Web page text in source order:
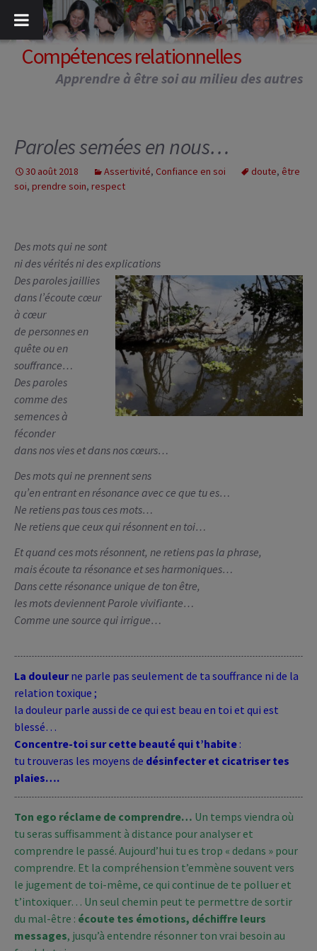
contenu
Compétences relationnelles
Apprendre à être soi au milieu des autres
Paroles semées en nous…
30 août 2018 Assertivité, Confiance en soi doute, être
soi, prendre soin, respect
Des mots qui ne sont
ni des vérités ni des explications
Des paroles jaillies
dans l’écoute cœur
à cœur
de personnes en
quête ou en
souffrance…
Des paroles
comme des
semences à
féconder
dans nos vies et dans nos cœurs…
Des mots qui ne prennent sens
qu’en entrant en résonance avec ce que tu es…
Ne retiens pas tous ces mots…
Ne retiens que ceux qui résonnent en toi…
Et quand ces mots résonnent, ne retiens pas la phrase,
mais écoute ta résonance et ses harmoniques…
Dans cette résonance unique de ton être,
les mots deviennent Parole vivifiante…
Comme une source qui irrigue…
La douleurne parle pas seulement de ta souffrance ni de la
relation toxique ;
la douleur parle aussi de ce qui est beau en toi et qui est
blessé…
Concentre-toi sur cette beauté qui t’habite :
tu trouveras les moyens de désinfecter et cicatriser tes
plaies….
Ton ego réclame de comprendre… Un temps viendra où
tu seras suffisamment à distance pour analyser et
comprendre le passé. Aujourd’hui tu es trop « dedans » pour
comprendre. Et la compréhension t’emmène souvent vers
le jugement de toi-même, ce qui continue de te polluer et
t’intoxiquer… Un seul chemin peut te permettre de sortir
du mal-être : écoute tes émotions, déchiffre leurs
messages, jusqu’à entendre résonner ton vrai besoin au